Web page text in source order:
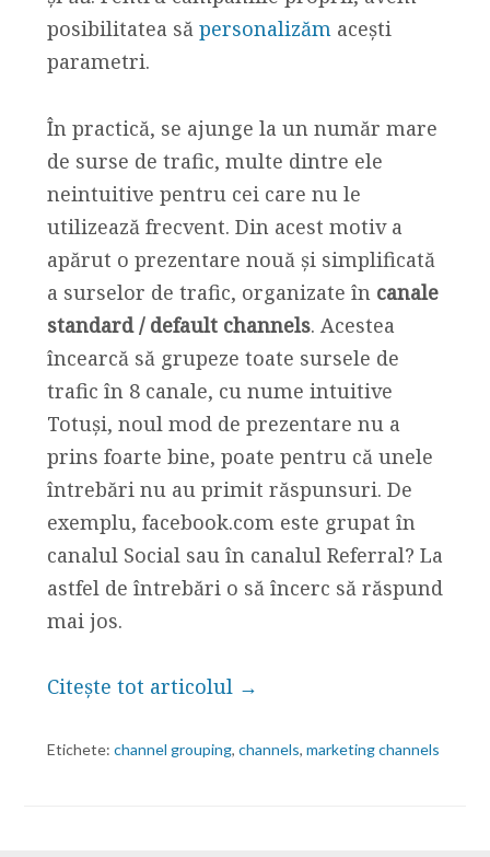
posibilitatea să personalizămacești
parametri.
În practică, se ajunge la un număr mare
de surse de trafic, multe dintre ele
neintuitive pentru cei care nu le
utilizează frecvent. Din acest motiv a
apărut o prezentare nouă și simplificată
a surselor de trafic, organizate în canale
standard / default channels. Acestea
încearcă să grupeze toate sursele de
trafic în 8 canale, cu nume intuitive
Totuși, noul mod de prezentare nu a
prins foarte bine, poate pentru că unele
întrebări nu au primit răspunsuri. De
exemplu, facebook.com este grupat în
canalul Social sau în canalul Referral? La
astfel de întrebări o să încerc să răspund
mai jos.
Citește tot articolul →
Etichete: channel grouping, channels, marketing channels